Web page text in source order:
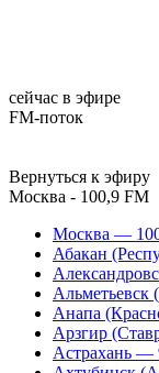
сейчас в эфире
FM-поток
Вернуться к эфиру
Москва - 100,9 FM
Москва —
Абакан
Альметьевск
Анапа
Арзгир
Астрахань —